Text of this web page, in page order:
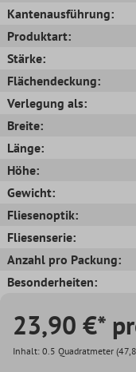
Kantenausführung:
Produktart:
Stärke:
Flächendeckung:
Verlegung als:
Breite:
Länge:
Höhe:
Gewicht:
Fliesenoptik:
Fliesenserie:
Anzahl pro Packung:
Besonderheiten:
23,90 €*
Inhalt: 0.5 Quadratmeter